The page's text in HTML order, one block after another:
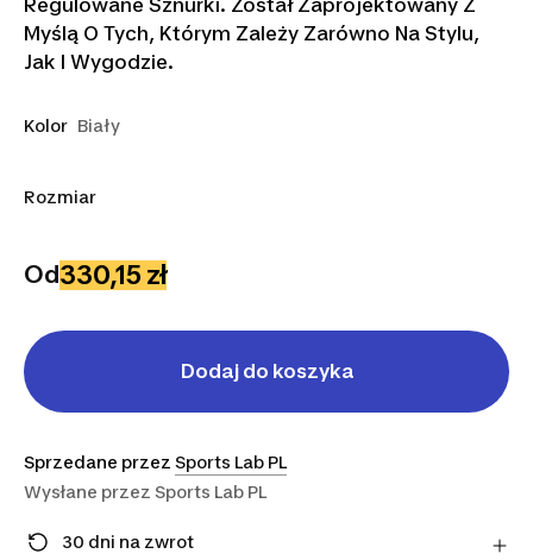
Regulowane Sznurki. Został Zaprojektowany Z
Myślą O Tych, Którym Zależy Zarówno Na Stylu,
Jak I Wygodzie.
Kolor Biały
Rozmiar
Od330,15 zł
Dodaj do koszyka
Sprzedane przez Sports Lab PL
Wysłane przez Sports Lab PL
30 dni na zwrot